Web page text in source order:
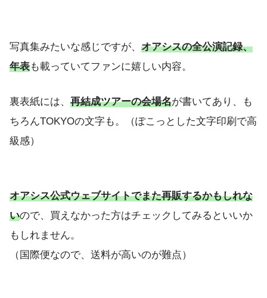
写真集みたいな感じですが、 オアシスの全公演記録、
年表も載っていてファンに嬉しい内容。
裏表紙には、 再結成ツアーの会場名が書いてあり、も
ちろんTOKYOの文字も。（ぽこっとした文字印刷で高
級感）
オアシス公式ウェブサイトでまた再販するかもしれな
いので、買えなかった方はチェックしてみるといいか
もしれません。
（国際便なので、送料が高いのが難点）